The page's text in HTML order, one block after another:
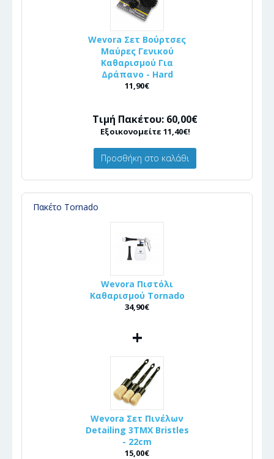
Wevora Σετ Βούρτσες
Μαύρες Γενικού
Καθαρισμού Για
Δράπανο - Hard
11,90€
Τιμή Πακέτου: 60,00€
Εξοικονομείτε 11,40€!
Προσθήκη στο καλάθι
Πακέτο Tornado
Wevora Πιστόλι
Καθαρισμού Tornado
34,90€
+
Wevora Σετ Πινέλων
Detailing 3ΤΜΧ Bristles
- 22cm
15,00€